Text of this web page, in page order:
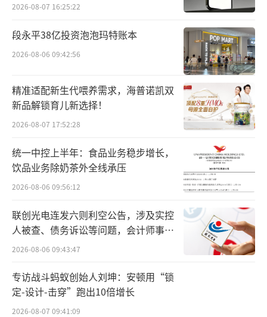
在中国，PTCL占非霍奇金性淋巴瘤的24.
4%。GLOBOCAN 2020年统计数据，中国每年
新发非霍奇金性淋巴瘤患者约9万人。算下来，
中国每年新发PTCL患者约为2万人。但是，欧
美国家PTCL发病率相对较低，研究显示只有非
霍奇金淋巴瘤的10%-15%之间，因此跨国药企
开发治疗药物的动力不足。
PTCL患者一线治疗主要依赖CHOP为基础
的四联化疗，治疗效果不佳，非常容易复发。
年生存率为23%。中国患者有着迫切的治疗需
求，在攻克PTCL这一医学难题上，中国企业自
然责无旁贷。
不少优秀的中国药企努力过。2014年12
月，PTCL治疗药物西达本胺在中国获批上市，
2026-08-07 16:25:22
段永平38亿投资泡泡玛特账本
2026-08-06 09:42:56
精准适配新生代喂养需求，海普诺凯双
新品解锁育儿新选择！
2026-08-07 17:52:28
统一中控上半年：食品业务稳步增长，
饮品业务除奶茶外全线承压
2026-08-06 09:56:12
联创光电连发六则利空公告，涉及实控
人被查、债务诉讼等问题，会计师事务
所曾出具“保留意见”
2026-08-06 09:43:47
专访战斗蚂蚁创始人刘坤：安顿用“锁
定-设计-击穿”跑出10倍增长
2026-08-07 09:41:09